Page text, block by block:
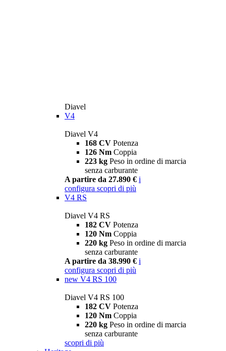
Diavel
V4
Diavel V4
168 CV Potenza
126 Nm Coppia
223 kg Peso in ordine di marcia
senza carburante
A partire da 27.890 € i
configura scopri di più
V4 RS
Diavel V4 RS
182 CV Potenza
120 Nm Coppia
220 kg Peso in ordine di marcia
senza carburante
A partire da 38.990 € i
configura scopri di più
new V4 RS 100
Diavel V4 RS 100
182 CV Potenza
120 Nm Coppia
220 kg Peso in ordine di marcia
senza carburante
scopri di più